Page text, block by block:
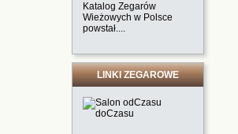
Katalog Zegarów
Wieżowych w Polsce
powstał....
LINKI ZEGAROWE